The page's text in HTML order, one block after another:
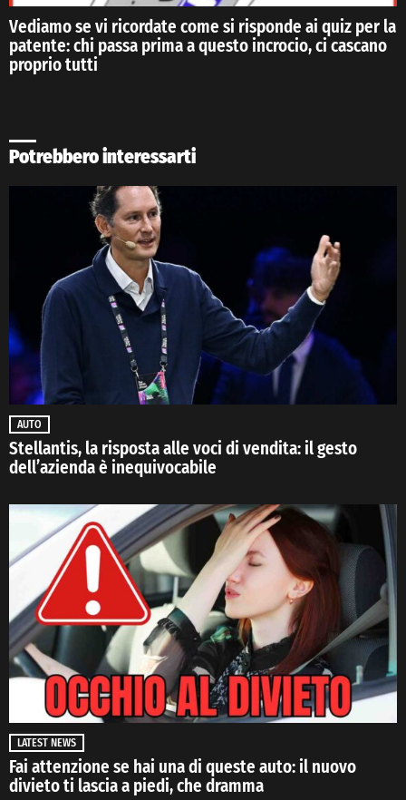
Vediamo se vi ricordate come si risponde ai quiz per la
patente: chi passa prima a questo incrocio, ci cascano
proprio tutti
Potrebbero interessarti
AUTO
Stellantis, la risposta alle voci di vendita: il gesto
dell’azienda è inequivocabile
LATEST NEWS
Fai attenzione se hai una di queste auto: il nuovo
divieto ti lascia a piedi, che dramma